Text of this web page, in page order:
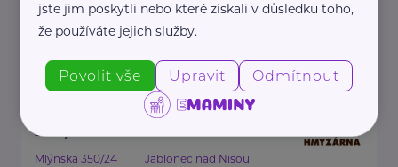
https://hartmanndirect.com/cs-cz
info@hartmanndirect.cz
Hmyzárna.cz
Mlýnská 350/24 Jablonec nad Nisou
jste jim poskytli nebo které získali v důsledku toho,
že používáte jejich služby.
Povolit vše Upravit Odmítnout